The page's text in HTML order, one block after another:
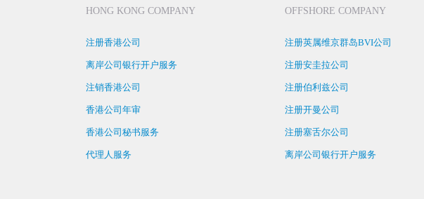
HONG KONG COMPANY
注册香港公司
离岸公司银行开户服务
注销香港公司
香港公司年审
香港公司秘书服务
代理人服务
OFFSHORE COMPANY
注册英属维京群岛BVI公司
注册安圭拉公司
注册伯利兹公司
注册开曼公司
注册塞舌尔公司
离岸公司银行开户服务